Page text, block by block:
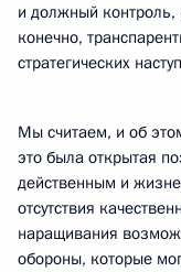
и должный контроль,
конечно,
стратегических
Мы считаем, и об
это была открытая
действенным и
отсутствия
наращивания
обороны, которые